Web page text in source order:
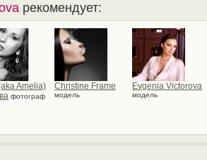
рекомендует:
Amelia)
фотограф
Christine Frame
модель
Evgenia Victorova
модель